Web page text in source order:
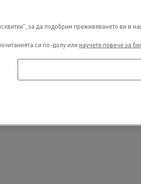
за да подобрим преживяването ви в
си по-долу или научете повече за